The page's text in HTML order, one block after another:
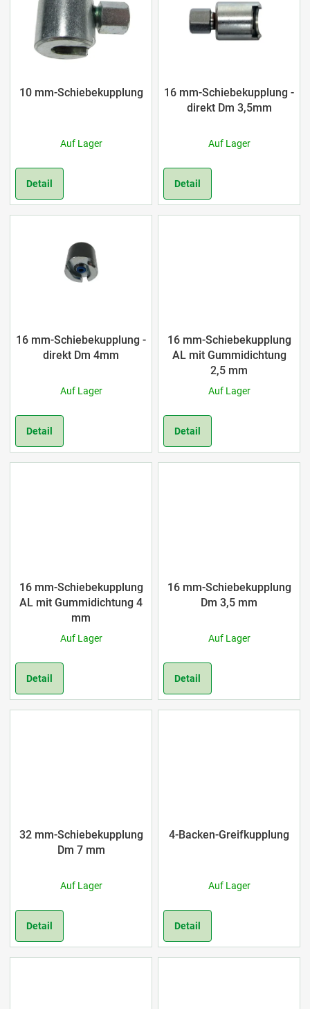
220 1
230 1
240 2
1500
3
P
u
e
10 mm-Schiebekupplung
Auf Lager
Detail
16 mm-Schiebekupplung -
direkt Dm 3,5mm
Auf Lager
Detail
16 mm-Schiebekupplung -
direkt Dm 4mm
Auf Lager
Detail
16 mm-Schiebekupplung
AL mit Gummidichtung
2,5 mm
Auf Lager
Detail
16 mm-Schiebekupplung
AL mit Gummidichtung 4
mm
Auf Lager
Detail
16 mm-Schiebekupplung
Dm 3,5 mm
Auf Lager
Detail
32 mm-Schiebekupplung
Dm 7 mm
Auf Lager
Detail
4-Backen-Greifkupplung
Auf Lager
Detail